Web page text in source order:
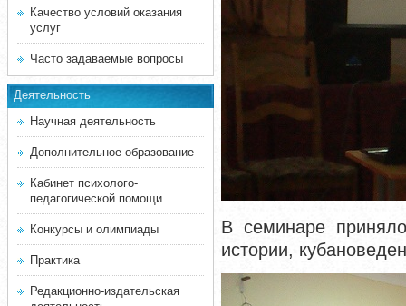
Качество условий оказания
услуг
Часто задаваемые вопросы
Деятельность
Научная деятельность
Дополнительное образование
Кабинет психолого-
педагогической помощи
Конкурсы и олимпиады
Практика
Редакционно-издательская
В семинаре
истории,